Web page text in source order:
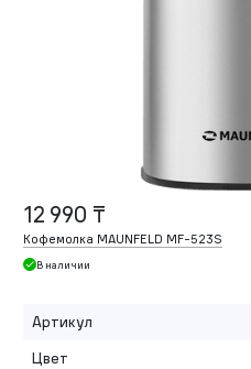
12 990 ₸
Кофемолка MAUNFELD MF-523S
В наличии
Артикул
Цвет